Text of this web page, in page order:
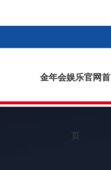
金年会娱乐官网首
页